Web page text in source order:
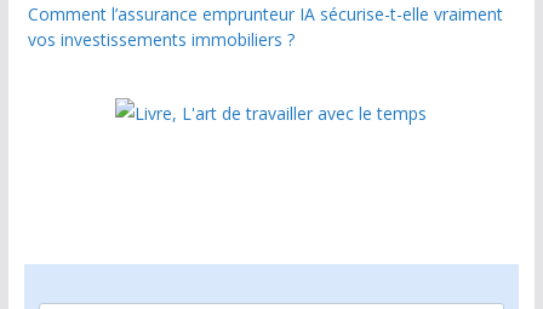
Comment l’assurance emprunteur IA sécurise-t-elle vraiment
vos investissements immobiliers ?